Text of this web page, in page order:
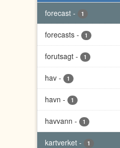
forecast - 1
forecasts - 1
forutsagt - 1
hav - 1
havn - 1
havvann - 1
kartverket - 1